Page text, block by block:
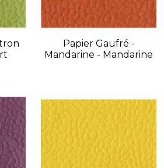
Papier Gaufré -
Mandarine - Mandarine